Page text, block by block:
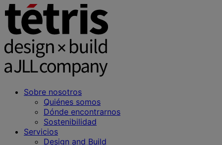
Sobre nosotros
Quiénes somos
Dónde encontrarnos
Sostenibilidad
Servicios
Design and Build